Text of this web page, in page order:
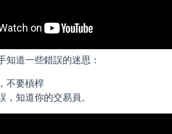
知道一些錯誤的迷思：
不要槓桿
，知道你的交易員。